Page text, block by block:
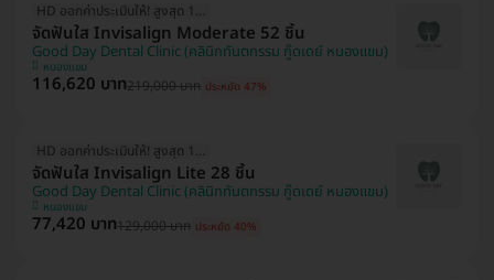
HD ออกค่าประเมินให้! สูงสุด 1500 บ.
จัดฟันใส Invisalign Moderate 52 ชิ้น
Good Day Dental Clinic (คลินิกทันตกรรม กู๊ดเดย์ หนองแขม)
หนองแขม
116,620 บาท219,000 บาท ประหยัด 47%
HD ออกค่าประเมินให้! สูงสุด 1500 บ.
จัดฟันใส Invisalign Lite 28 ชิ้น
Good Day Dental Clinic (คลินิกทันตกรรม กู๊ดเดย์ หนองแขม)
หนองแขม
77,420 บาท129,000 บาท ประหยัด 40%